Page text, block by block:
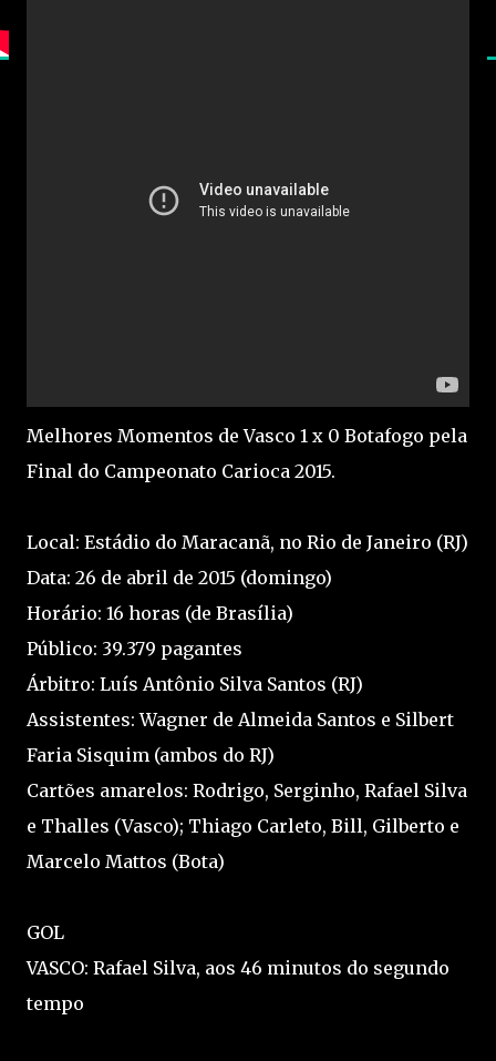
Melhores Momentos de Vasco 1 x 0 Botafogo pela
Final do Campeonato Carioca 2015.
Local: Estádio do Maracanã, no Rio de Janeiro (RJ)
Data: 26 de abril de 2015 (domingo)
Horário: 16 horas (de Brasília)
Público: 39.379 pagantes
Árbitro: Luís Antônio Silva Santos (RJ)
Assistentes: Wagner de Almeida Santos e Silbert
Faria Sisquim (ambos do RJ)
Cartões amarelos: Rodrigo, Serginho, Rafael Silva
e Thalles (Vasco); Thiago Carleto, Bill, Gilberto e
Marcelo Mattos (Bota)
GOL
VASCO: Rafael Silva, aos 46 minutos do segundo
tempo